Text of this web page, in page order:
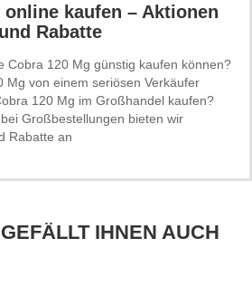
online kaufen – Aktionen
und Rabatte
Cobra 120 Mg günstig kaufen können?
Mg von einem seriösen Verkäufer
120 Mg im Großhandel kaufen?
Großbestellungen bieten wir
Rabatte an
IHNEN AUCH